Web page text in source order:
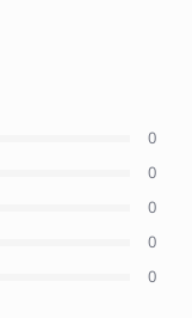
0
0
0
0
0